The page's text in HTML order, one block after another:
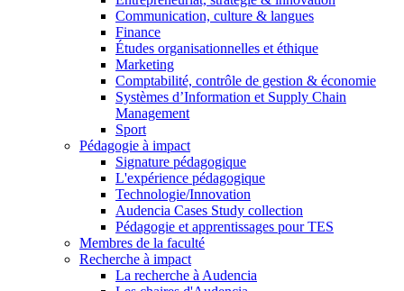
Communication, culture & langues
Finance
Études organisationnelles et éthique
Marketing
Comptabilité, contrôle de gestion & économie
Systèmes d’Information et Supply Chain
Management
Sport
Pédagogie à impact
Signature pédagogique
L'expérience pédagogique
Technologie/Innovation
Audencia Cases Study collection
Pédagogie et apprentissages pour TES
Membres de la faculté
Recherche à impact
La recherche à Audencia